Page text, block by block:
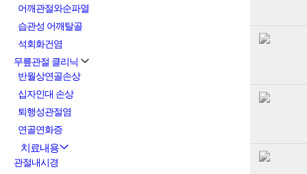
어깨관절와순파열
습관성 어깨탈골
석회화건염
무릎관절 클리닉
반월상연골손상
십자인대 손상
퇴행성관절염
연골연화증
치료내용
관절내시경